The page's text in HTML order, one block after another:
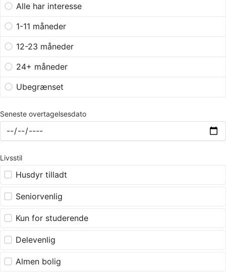
Alle har interesse
1-11 måneder
12-23 måneder
24+ måneder
Ubegrænset
Seneste overtagelsesdato
Livsstil
Husdyr tilladt
Seniorvenlig
Kun for studerende
Delevenlig
Almen bolig